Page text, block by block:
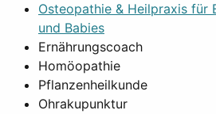
Osteopathie & Heilpraxis für
und Babies
Ernährungscoach
Homöopathie
Pflanzenheilkunde
Ohrakupunktur